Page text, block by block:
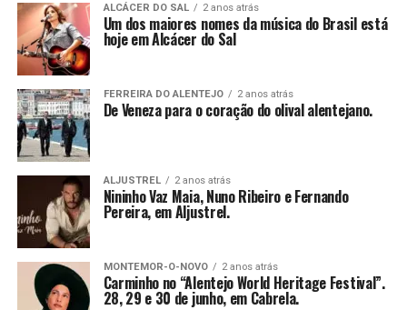
ALCÁCER DO SAL 2 anos atrás
Um dos maiores nomes da música do Brasil está
hoje em Alcácer do Sal
FERREIRA DO ALENTEJO 2 anos atrás
De Veneza para o coração do olival alentejano.
ALJUSTREL 2 anos atrás
Nininho Vaz Maia, Nuno Ribeiro e Fernando
Pereira, em Aljustrel.
MONTEMOR-O-NOVO 2 anos atrás
Carminho no “Alentejo World Heritage Festival”.
28, 29 e 30 de junho, em Cabrela.